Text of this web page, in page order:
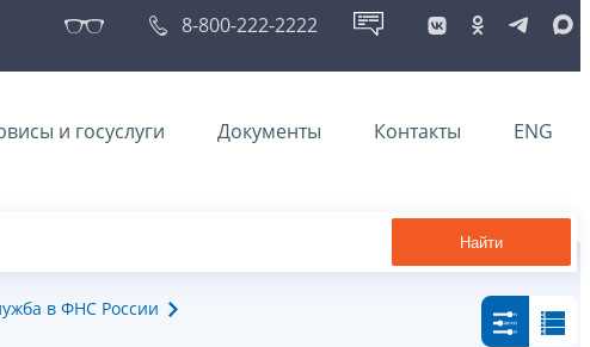
8-800-222-2222
и госуслуги Документы Контакты ENG
Найти
в ФНС России